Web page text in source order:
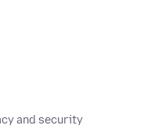
and security